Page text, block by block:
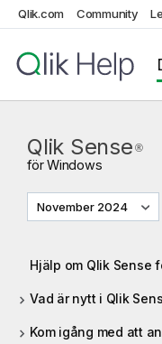
Qlik.com Community
Qlik Sense ®
förWindows
November 2024
Hjälp om Qlik Sense
Vad är nytt i Qlik
Kom igång med att